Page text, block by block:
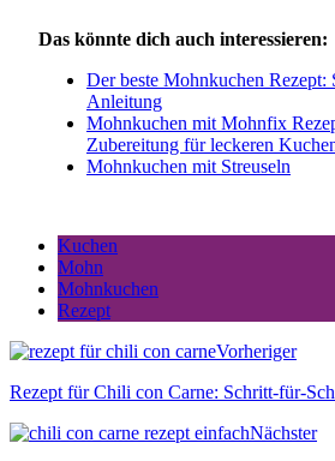
Das könnte dich auch interessieren:
Der beste Mohnkuchen
Anleitung
Mohnkuchen mit Mohnfix
Zubereitung für leckeren
Mohnkuchen mit Streuseln
Kuchen
Mohn
Mohnkuchen
Rezept
Vorheriger
Rezept für Chili con Carne: Schritt-für-
Nächster